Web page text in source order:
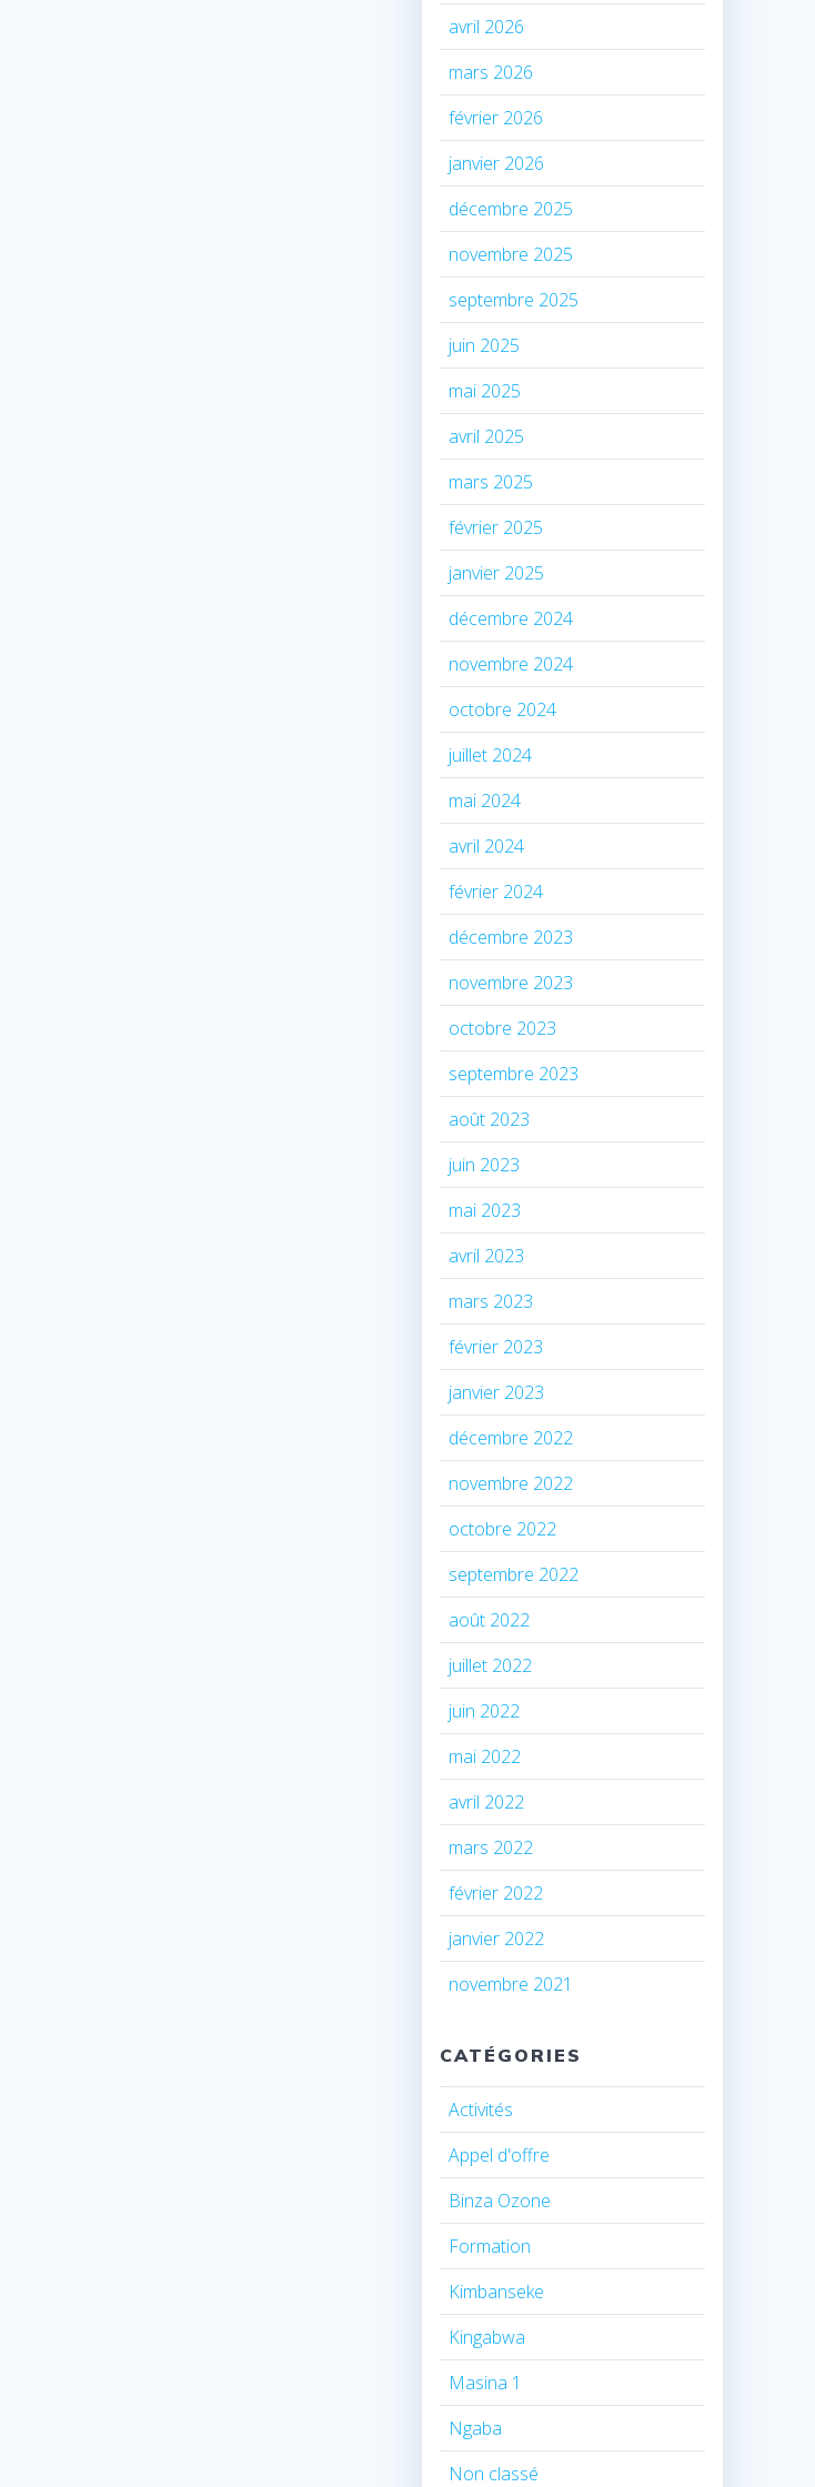
avril 2026
mars 2026
février 2026
janvier 2026
décembre 2025
novembre 2025
septembre 2025
juin 2025
mai 2025
avril 2025
mars 2025
février 2025
janvier 2025
décembre 2024
novembre 2024
octobre 2024
juillet 2024
mai 2024
avril 2024
février 2024
décembre 2023
novembre 2023
octobre 2023
septembre 2023
août 2023
juin 2023
mai 2023
avril 2023
mars 2023
février 2023
janvier 2023
décembre 2022
novembre 2022
octobre 2022
septembre 2022
août 2022
juillet 2022
juin 2022
mai 2022
avril 2022
mars 2022
février 2022
janvier 2022
novembre 2021
CATÉGORIES
Activités
Appel d'offre
Binza Ozone
Formation
Kimbanseke
Kingabwa
Masina 1
Ngaba
Non classé